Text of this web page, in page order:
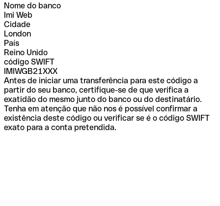
Nome do banco
Imi Web
Cidade
London
País
Reino Unido
código SWIFT
IMIWGB21XXX
Antes de iniciar uma transferência para este código a
partir do seu banco, certifique-se de que verifica a
exatidão do mesmo junto do banco ou do destinatário.
Tenha em atenção que não nos é possível confirmar a
existência deste código ou verificar se é o código SWIFT
exato para a conta pretendida.